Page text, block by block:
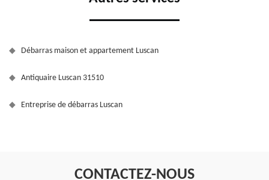
Débarras maison et appartement Luscan
Antiquaire Luscan 31510
Entreprise de débarras Luscan
CONTACTEZ-NOUS